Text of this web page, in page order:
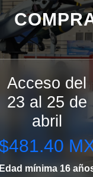
Acceso del
23 al 25 de
abril
Edad mínima 16